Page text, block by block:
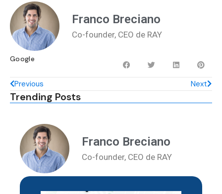
Franco Breciano
Co-founder, CEO de RAY
Google
Previous Next
Trending Posts
Franco Breciano
Co-founder, CEO de RAY